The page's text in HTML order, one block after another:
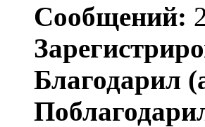
Сообщений:
Благодарил